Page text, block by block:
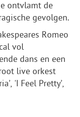
ontvlamt de
gevolgen.
Romeo
vol
dans en een
live orkest
‘I Feel Pretty’,